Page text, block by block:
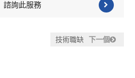
諮詢此服務
技術職缺 下一個